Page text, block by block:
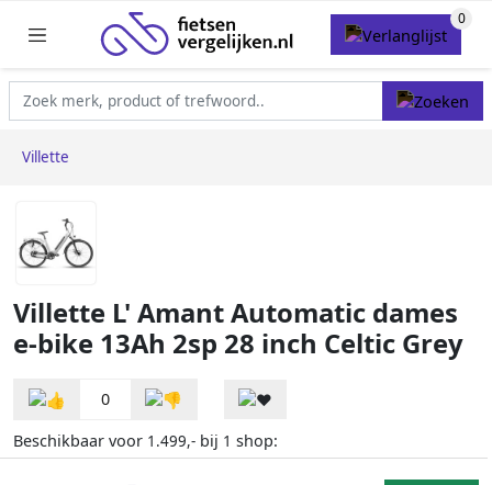
Villette
Villette L' Amant Automatic dames
e-bike 13Ah 2sp 28 inch Celtic Grey
0
Beschikbaar voor 1.499,- bij 1 shop: